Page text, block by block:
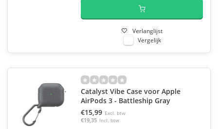
Verlanglijst
Vergelijk
Catalyst Vibe Case voor Apple
AirPods 3 - Battleship Gray
€15,99 Excl. btw
€19,35 Incl. btw